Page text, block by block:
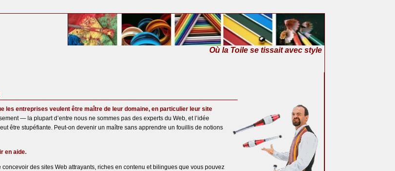
Où la Toile se tissait avec style
les entreprises veulent être maître de leur domaine, en particulier leur site
— la plupart d’entre nous ne sommes pas des experts du Web, et l’idée
être stupéfiante. Peut-on devenir un maître sans apprendre un fouillis de notions
en aide.
concevoir des sites Web attrayants, riches en contenu et bilingues que vous pouvez